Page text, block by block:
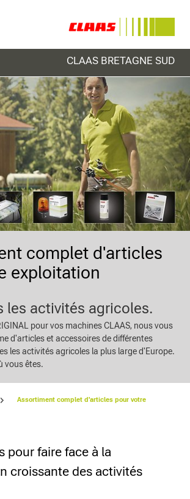
CLAAS BRETAGNE SUD
complet d'articles
exploitation
les activités agricoles.
pour vos machines CLAAS, nous vous
d'articles et accessoires de différentes
les activités agricoles la plus large d'Europe.
vous êtes.
Assortiment complet d'articles pour votre
pour faire face à la
croissante des activités